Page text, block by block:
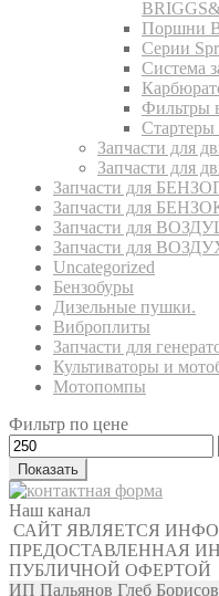
Поршни
Серии
Система
Фильтры
Запчасти для
Запчасти для
Запчасти для
Запчасти для
Запчасти для
Запчасти для
Uncategorized
Бензобуры
Дизельные пушки.
Виброплиты
Запчасти для
Культиваторы и
Мотопомпы
Фильтр по цене
Показать
Наш канал
САЙТ ЯВЛЯЕТСЯ
ПРЕДОСТАВЛЕННАЯ
ПУБЛИЧНОЙ ОФЕРТОЙ
ИП Пальянов Глеб